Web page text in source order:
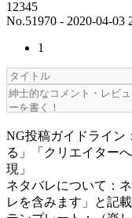
12345
No.51970 - 2020-04-03
1
NG投稿ガイドライン
る」「クリエイター
現」
ネタバレについて：
レを含みます」と記